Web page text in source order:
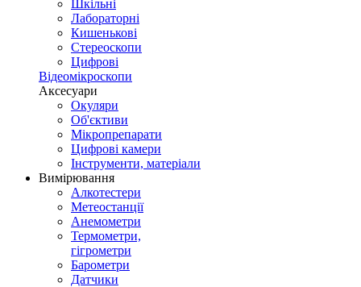
Шкільні
Лабораторні
Кишенькові
Стереоскопи
Цифрові
Відеомікроскопи
Аксесуари
Окуляри
Об'єктиви
Мікропрепарати
Цифрові камери
Інструменти, матеріали
Вимірювання
Алкотестери
Метеостанції
Анемометри
Термометри,
гігрометри
Барометри
Датчики